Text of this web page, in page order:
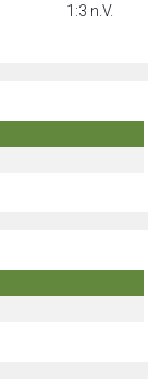
1:3 n.V.